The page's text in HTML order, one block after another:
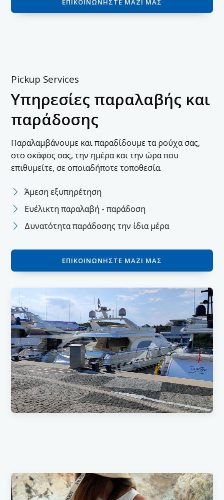
ΕΠΙΚΟΙΝΩΝΉΣΤΕ ΜΑΖΊ ΜΑΣ
Pickup Services
Υπηρεσίες παραλαβής και
παράδοσης
Παραλαμβάνουμε και παραδίδουμε τα ρούχα σας,
στο σκάφος σας, την ημέρα και την ώρα που
επιθυμείτε, σε οποιαδήποτε τοποθεσία.
Άμεση εξυπηρέτηση
Ευέλικτη παραλαβή - παράδοση
Δυνατότητα παράδοσης την ίδια μέρα
ΕΠΙΚΟΙΝΩΝΉΣΤΕ ΜΑΖΊ ΜΑΣ